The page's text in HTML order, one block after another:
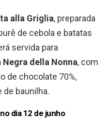
alla Griglia, preparada
de cebola e batatas
servida para
della Nonna, com
de chocolate 70%,
de baunilha.
dia 12 de junho